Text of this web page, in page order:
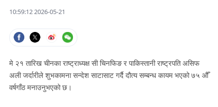
10:59:12 2026-05-21
मे २१ तारिख चीनका राष्ट्राध्यक्ष सी चिनफिङ र पाकिस्तानी राष्ट्रपति असिफ
अली जर्दारीले शुभकामना सन्देश साटासाट गर्दै दौत्य सम्बन्ध कायम भएको ७५ औँ
वर्षगाँठ मनाउनुभएको छ।